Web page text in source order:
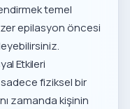
temel
epilasyon öncesi
Etkileri
fiziksel bir
zamanda kişinin